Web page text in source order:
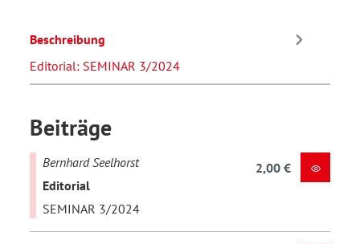
Beschreibung
Editorial: SEMINAR 3/2024
Beiträge
Bernhard Seelhorst
Editorial
SEMINAR 3/2024
2,00 €